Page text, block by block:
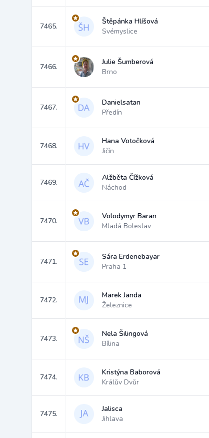
7465.
Štěpánka Hlíšová
Svémyslice
7466.
Julie Šumberová
Brno
7467.
Danielsatan
Předín
7468.
Hana Votočková
Jičín
7469.
Alžběta Čížková
Náchod
7470.
Volodymyr Baran
Mladá Boleslav
7471.
Sára Erdenebayar
Praha 1
7472.
Marek Janda
Železnice
7473.
Nela Šilingová
Bílina
7474.
Kristýna Baborová
Králův Dvůr
7475.
Jalisca
Jihlava